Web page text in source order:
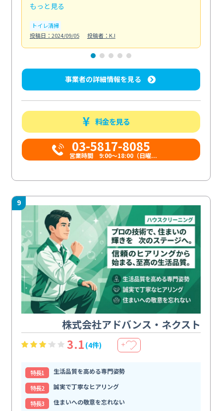
もっと見る
トイレ清掃
投稿日：2024/09/05
投稿者：K.I
事業者の詳細情報を見る
料金を見る
03-5817-8085
営業時間 9:00～18:00（日曜...
9
株式会社アドバンス・ネクスト
3.1 (4件) ＋
特⻑1
生活品質を高める専門姿勢
特⻑2
誠実で丁寧なヒアリング
特⻑3
住まいへの敬意を忘れない